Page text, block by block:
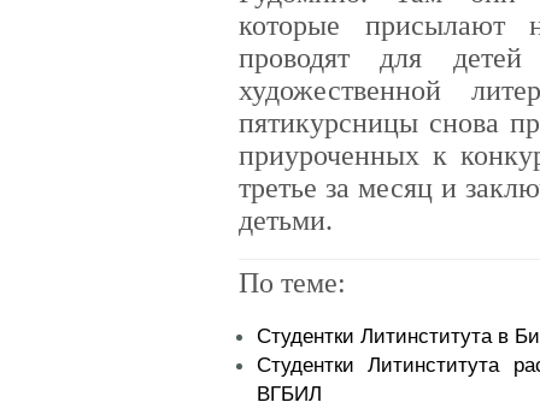
которые присылают
проводят для
художественной
пятикурсницы снова
приуроченных к
третье за месяц и
детьми.
По теме:
Студентки Литинститута в
Студентки Литинститута
ВГБИЛ